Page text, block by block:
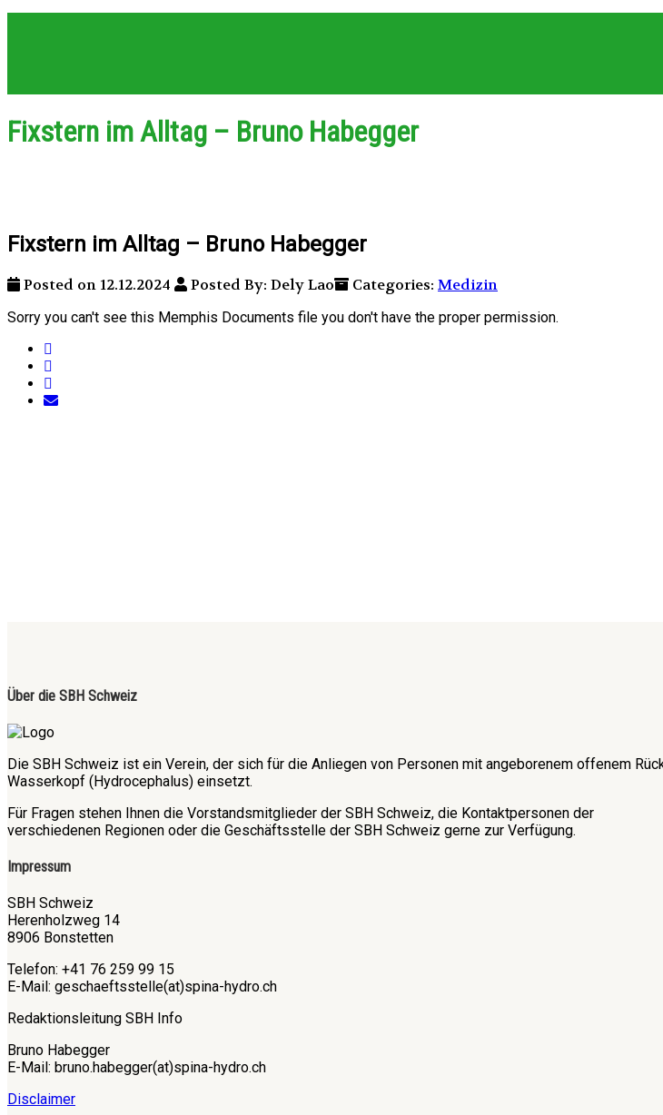
Fixstern im Alltag – Bruno Habegger
Fixstern im Alltag – Bruno Habegger
Posted on 12.12.2024 Posted By: Dely Lao Categories: Medizin
Sorry you can't see this Memphis Documents file you don't have the proper permission.
Über die SBH Schweiz
Die SBH Schweiz ist ein Verein, der sich für die Anliegen von Personen mit angeborenem offenem
Wasserkopf (Hydrocephalus) einsetzt.
Für Fragen stehen Ihnen die Vorstandsmitglieder der SBH Schweiz, die Kontaktpersonen der
verschiedenen Regionen oder die Geschäftsstelle der SBH Schweiz gerne zur Verfügung.
Impressum
SBH Schweiz
Herenholzweg 14
8906 Bonstetten
Telefon: +41 76 259 99 15
E-Mail: geschaeftsstelle(at)spina-hydro.ch
Redaktionsleitung SBH Info
Bruno Habegger
E-Mail: bruno.habegger(at)spina-hydro.ch
Disclaimer